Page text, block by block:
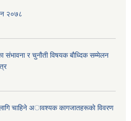
२०७८
संभावना र चुनाैती विषयक बाैध्दिक सम्मेलन
चाहिने अावश्यक कागजातहरूकाे विवरण